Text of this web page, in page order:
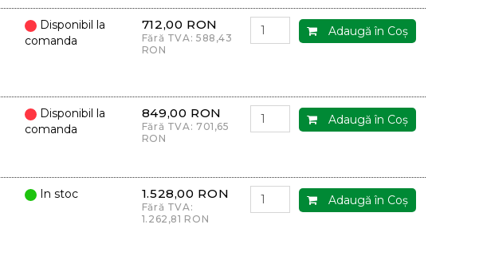
Disponibil la
comanda
712,00 RON
Fără TVA: 588,43
RON
Adaugă în Coş
Disponibil la
comanda
849,00 RON
Fără TVA: 701,65
RON
Adaugă în Coş
In stoc 1.528,00 RON
Fără TVA:
1.262,81 RON
Adaugă în Coş